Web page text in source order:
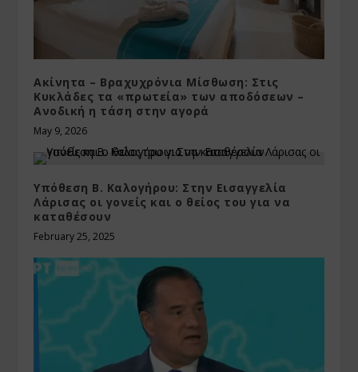
Ακίνητα – Βραχυχρόνια Μίσθωση: Στις
Κυκλάδες τα «πρωτεία» των αποδόσεων –
Ανοδική η τάση στην αγορά
May 9, 2026
Υπόθεση Β. Καλογήρου: Στην Εισαγγελία
Λάρισας οι γονείς και ο θείος του για να
καταθέσουν
February 25, 2025